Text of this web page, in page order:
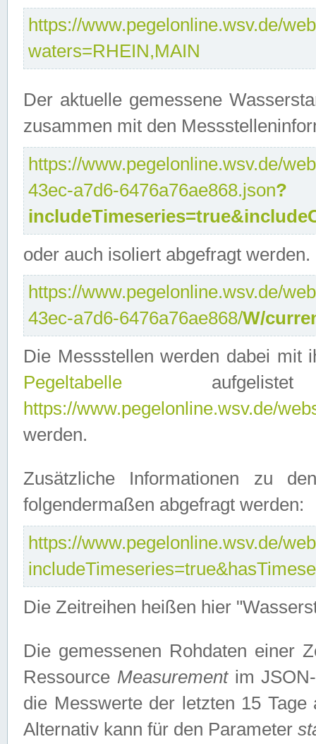
https://www.pegelonline.wsv.de/
waters=RHEIN,MAIN
Der aktuelle gemessene
zusammen mit den
https://www.pegelonline.wsv.de/
43ec-a7d6-6476a76ae868.json?
oder auch isoliert abgefragt werden.
https://www.pegelonline.wsv.de/
43ec-a7d6-6476a76ae868/W/
Die Messstellen werden dabei mit
Pegeltabelle
https://www.pegelonline.wsv.de/
werden.
Zusätzliche Informationen zu
folgendermaßen abgefragt werden:
https://www.pegelonline.wsv.de/
Die Zeitreihen heißen hier
Die gemessenen Rohdaten einer
Ressource Measurementim JSON-
die Messwerte der letzten 15
Alternativ kann für den Parameter